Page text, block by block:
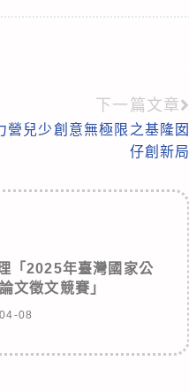
下一篇文章
兒少創意無極限之基隆囡
仔創新局
「2025年臺灣國家公
文徵文競賽」
08